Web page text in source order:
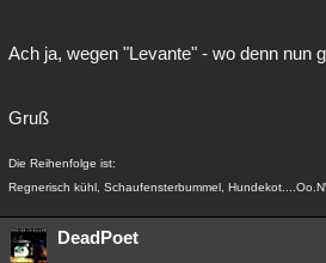
Ach ja, wegen "Levante" - wo denn nun
Gruß
Die Reihenfolge ist:
Regnerisch kühl, Schaufensterbummel,
DeadPoet